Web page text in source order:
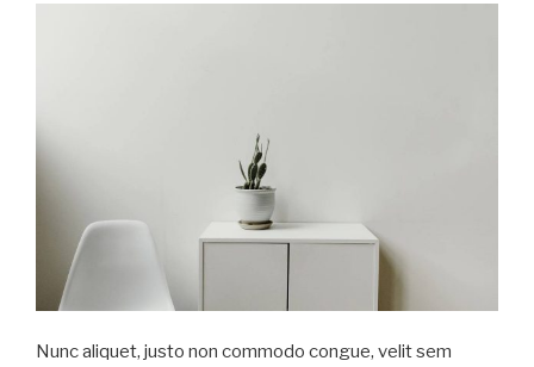
Nunc aliquet, justo non commodo congue, velit sem